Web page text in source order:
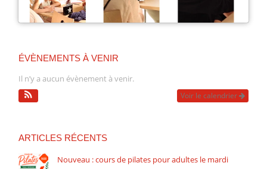
ÉVÈNEMENTS À VENIR
Il n’y a aucun évènement à venir.
Voir le calendrier
ARTICLES RÉCENTS
Nouveau : cours de pilates pour adultes le mardi